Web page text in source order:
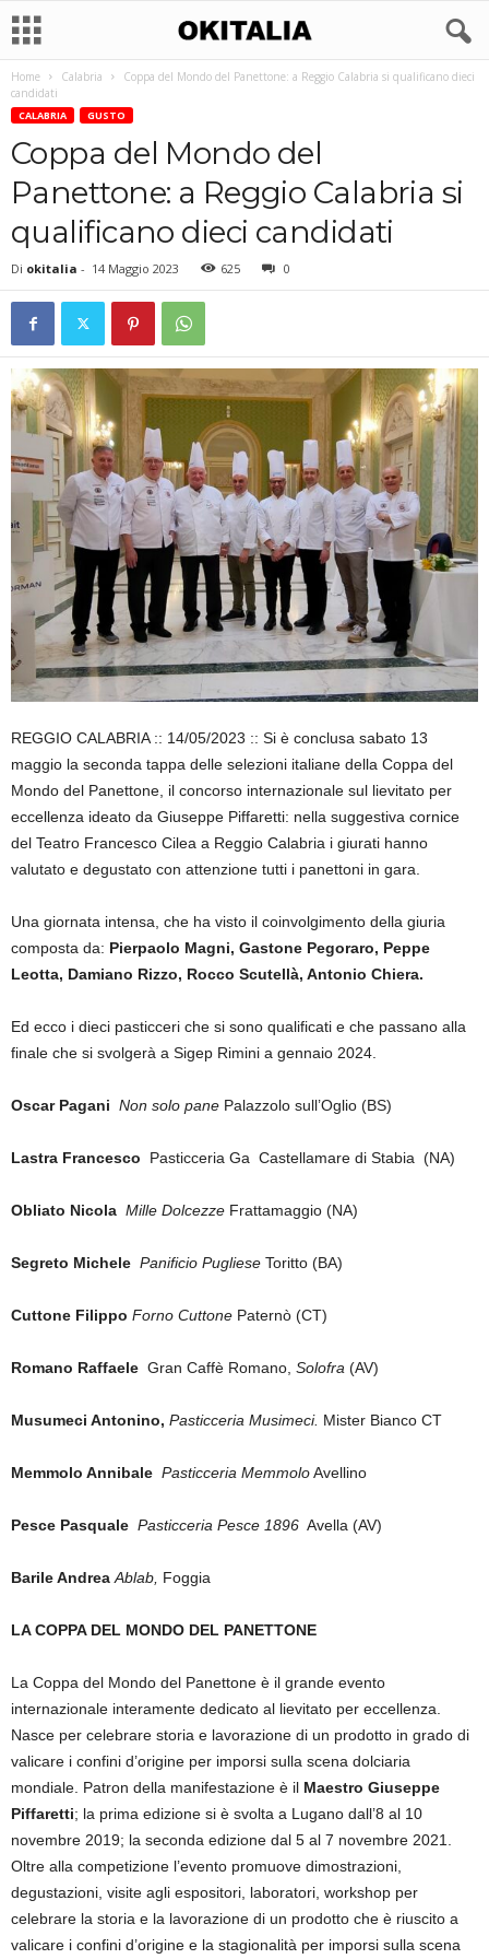
Home Calabria
Coppa del Mondo del Panettone: a Reggio Calabria si qualificano dieci
candidati
CALABRIA GUSTO
Coppa del Mondo del
Panettone: a Reggio Calabria si
qualificano dieci candidati
Di okitalia - 14 Maggio 2023 625 0
REGGIO CALABRIA :: 14/05/2023 :: Si è conclusa sabato 13
maggio la seconda tappa delle selezioni italiane della Coppa del
Mondo del Panettone, il concorso internazionale sul lievitato per
eccellenza ideato da Giuseppe Piffaretti: nella suggestiva cornice
del Teatro Francesco Cilea a Reggio Calabria i giurati hanno
valutato e degustato con attenzione tutti i panettoni in gara.
Una giornata intensa, che ha visto il coinvolgimento della giuria
composta da: Pierpaolo Magni, Gastone Pegoraro, Peppe
Leotta, Damiano Rizzo, Rocco Scutellà, Antonio Chiera.
Ed ecco i dieci pasticceri che si sono qualificati e che passano alla
finale che si svolgerà a Sigep Rimini a gennaio 2024.
Oscar Pagani Non solo pane Palazzolo sull’Oglio (BS)
Lastra Francesco Pasticceria Ga Castellamare di Stabia (NA)
Obliato Nicola Mille Dolcezze Frattamaggio (NA)
Segreto Michele Panificio Pugliese Toritto (BA)
Cuttone Filippo Forno Cuttone Paternò (CT)
Romano Raffaele Gran Caffè Romano, Solofra (AV)
Musumeci Antonino, Pasticceria Musimeci. Mister Bianco CT
Memmolo Annibale Pasticceria MemmoloAvellino
Pesce Pasquale Pasticceria Pesce 1896 Avella (AV)
Barile Andrea Ablab, Foggia
LA COPPA DEL MONDO DEL PANETTONE
La Coppa del Mondo del Panettone è il grande evento
internazionale interamente dedicato al lievitato per eccellenza.
Nasce per celebrare storia e lavorazione di un prodotto in grado di
valicare i confini d’origine per imporsi sulla scena dolciaria
mondiale. Patron della manifestazione è il Maestro Giuseppe
Piffaretti; la prima edizione si è svolta a Lugano dall’8 al 10
novembre 2019; la seconda edizione dal 5 al 7 novembre 2021.
Oltre alla competizione l’evento promuove dimostrazioni,
degustazioni, visite agli espositori, laboratori, workshop per
celebrare la storia e la lavorazione di un prodotto che è riuscito a
valicare i confini d’origine e la stagionalità per imporsi sulla scena